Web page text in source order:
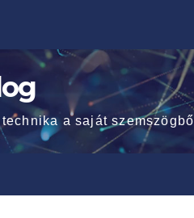
a saját szemszögből